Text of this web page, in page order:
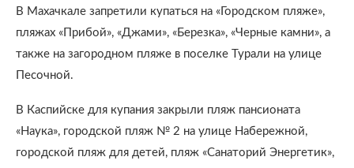
В Махачкале запретили купаться на «Городском пляже»,
пляжах «Прибой», «Джами», «Березка», «Черные камни», а
также на загородном пляже в поселке Турали на улице
Песочной.
В Каспийске для купания закрыли пляж пансионата
«Наука», городской пляж № 2 на улице Набережной,
городской пляж для детей, пляж «Санаторий Энергетик»,